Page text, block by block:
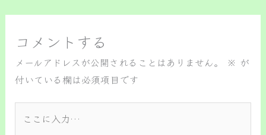
コメントする
メールアドレスが公開されることはありません。 ※ が
付いている欄は必須項目です